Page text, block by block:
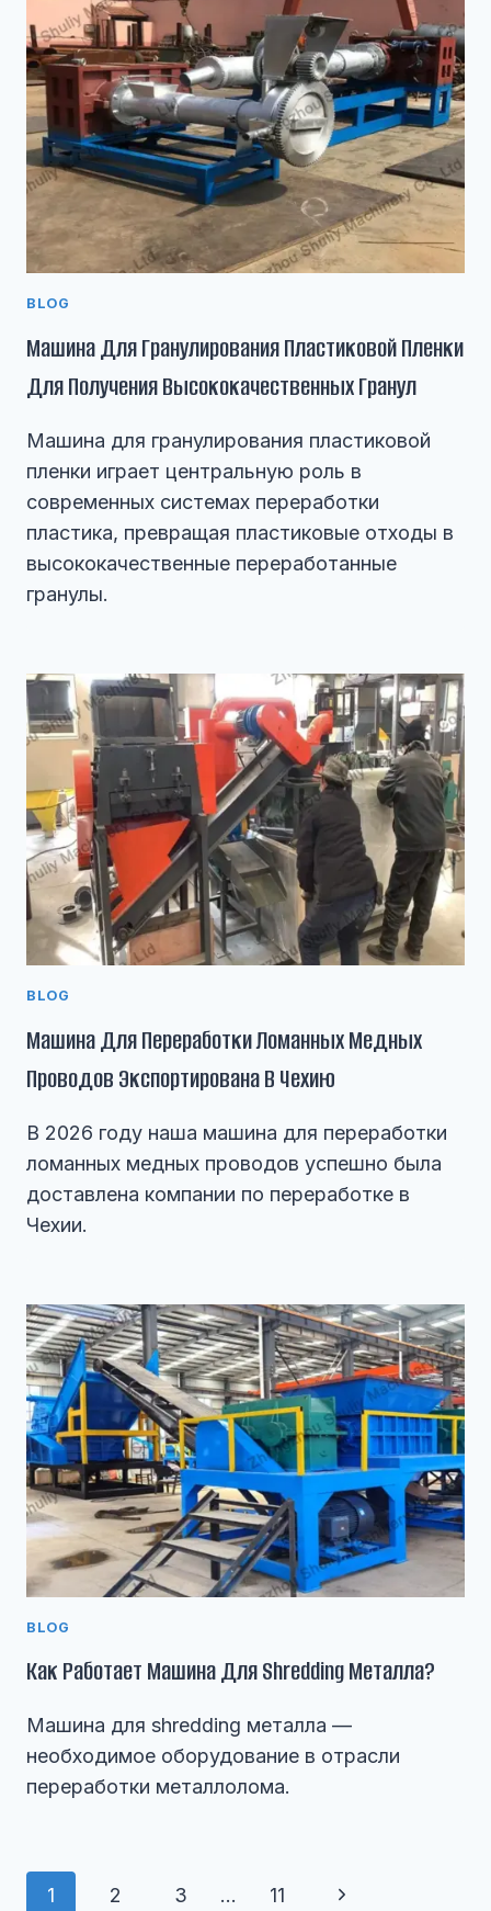
BLOG
Машина Для Гранулирования Пластиковой Пленки
Для Получения Высококачественных Гранул
Машина для гранулирования пластиковой
пленки играет центральную роль в
современных системах переработки
пластика, превращая пластиковые отходы в
высококачественные переработанные
гранулы.
BLOG
Машина Для Переработки Ломанных Медных
Проводов Экспортирована В Чехию
В 2026 году наша машина для переработки
ломанных медных проводов успешно была
доставлена компании по переработке в
Чехии.
BLOG
Как Работает Машина Для Shredding Металла?
Машина для shredding металла —
необходимое оборудование в отрасли
переработки металлолома.
Навигация
1 2 3 … 11
Следующая